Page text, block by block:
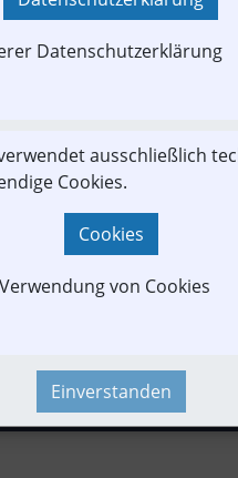
Strecken-Portrait
Datenschutzerklärung
ausschließlich
Cookies.
Cookies
von Cookies
Einverstanden